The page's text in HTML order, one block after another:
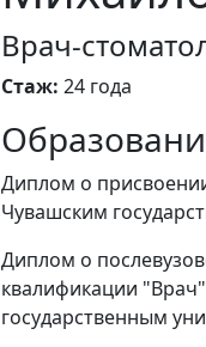
Врач-
Стаж: 24 года
Диплом о
Чувашским
Диплом о
квалификации
государственным